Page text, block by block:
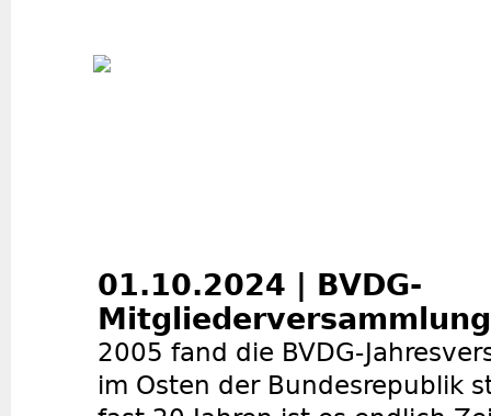
01.10.2024 | BVDG-
2005 fand die BVDG-
im Osten der Bundesrepublik